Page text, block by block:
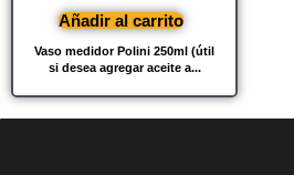
Vaso medidor Polini 250ml (útil
si desea agregar aceite a...
Añadir al carrito